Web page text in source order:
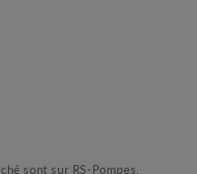
sont sur RS-Pompes.